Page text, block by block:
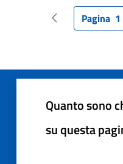
PaginaPagina 1
Quanto sono
su questa